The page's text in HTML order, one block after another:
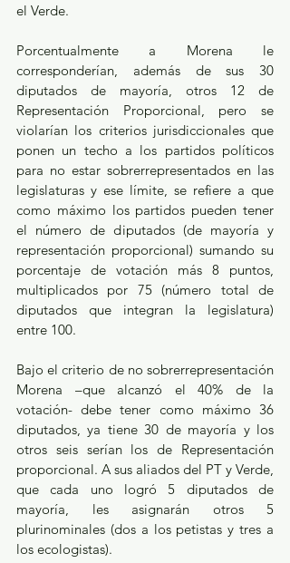
el Verde.
Porcentualmente a Morena le
corresponderían, además de sus 30
diputados de mayoría, otros 12 de
Representación Proporcional, pero se
violarían los criterios jurisdiccionales que
ponen un techo a los partidos políticos
para no estar sobrerrepresentados en las
legislaturas y ese límite, se refiere a que
como máximo los partidos pueden tener
el número de diputados (de mayoría y
representación proporcional) sumando su
porcentaje de votación más 8 puntos,
multiplicados por 75 (número total de
diputados que integran la legislatura)
entre 100.
Bajo el criterio de no sobrerrepresentación
Morena –que alcanzó el 40% de la
votación- debe tener como máximo 36
diputados, ya tiene 30 de mayoría y los
otros seis serían los de Representación
proporcional. A sus aliados del PT y Verde,
que cada uno logró 5 diputados de
mayoría, les asignarán otros 5
plurinominales (dos a los petistas y tres a
los ecologistas).